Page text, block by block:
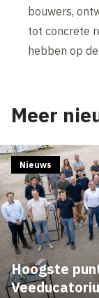
bouwers,
tot concrete
hebben op
Meer
Hoogste
Nieuws